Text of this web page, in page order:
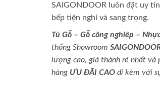
SAIGONDOOR luôn đặt uy
bếp tiện nghi và sang trọng.
Tủ Gỗ – Gỗ công nghiêp –
thống Showroom
lượng cao, giá thành rẻ nhất và
hàng ƯU ĐÃI CAO đi kèm với